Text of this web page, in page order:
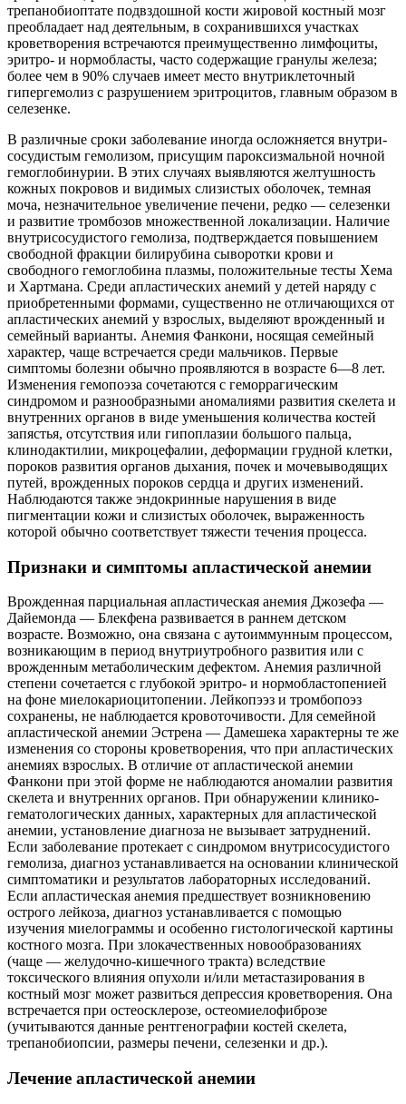
трепанобиоптате подвздошной кости жировой костный мозг
преобладает над деятельным, в сохранившихся участках
кроветворения встречаются преимущественно лимфоциты,
эритро- и нормобласты, часто содержащие гранулы железа;
более чем в 90% случаев имеет место внутриклеточный
гипергемолиз с разрушением эритроцитов, главным образом в
селезенке.
В различные сроки заболевание иногда осложняется внутри-
сосудистым гемолизом, присущим пароксизмальной ночной
гемоглобинурии. В этих случаях выявляются желтушность
кожных покровов и видимых слизистых оболочек, темная
моча, незначительное увеличение печени, редко — селезенки
и развитие тромбозов множественной локализации. Наличие
внутрисосудистого гемолиза, подтверждается повышением
свободной фракции билирубина сыворотки крови и
свободного гемоглобина плазмы, положительные тесты Хема
и Хартмана. Среди апластических анемий у детей наряду с
приобретенными формами, существенно не отличающихся от
апластических анемий у взрослых, выделяют врожденный и
семейный варианты. Анемия Фанкони, носящая семейный
характер, чаще встречается среди мальчиков. Первые
симптомы болезни обычно проявляются в возрасте 6—8 лет.
Изменения гемопоэза сочетаются с геморрагическим
синдромом и разнообразными аномалиями развития скелета и
внутренних органов в виде уменьшения количества костей
запястья, отсутствия или гипоплазии большого пальца,
клинодактилии, микроцефалии, деформации грудной клетки,
пороков развития органов дыхания, почек и мочевыводящих
путей, врожденных пороков сердца и других изменений.
Наблюдаются также эндокринные нарушения в виде
пигментации кожи и слизистых оболочек, выраженность
которой обычно соответствует тяжести течения процесса.
Признаки и симптомы апластической анемии
Врожденная парциальная апластическая анемия Джозефа —
Дайемонда — Блекфена развивается в раннем детском
возрасте. Возможно, она связана с аутоиммунным процессом,
возникающим в период внутриутробного развития или с
врожденным метаболическим дефектом. Анемия различной
степени сочетается с глубокой эритро- и нормобластопенией
на фоне миелокариоцитопении. Лейкопээз и тромбопоэз
сохранены, не наблюдается кровоточивости. Для семейной
апластической анемии Эстрена — Дамешека характерны те же
изменения со стороны кроветворения, что при апластических
анемиях взрослых. В отличие от апластической анемии
Фанкони при этой форме не наблюдаются аномалии развития
скелета и внутренних органов. При обнаружении клинико-
гематологических данных, характерных для апластической
анемии, установление диагноза не вызывает затруднений.
Если заболевание протекает с синдромом внутрисосудистого
гемолиза, диагноз устанавливается на основании клинической
симптоматики и результатов лабораторных исследований.
Если апластическая анемия предшествует возникновению
острого лейкоза, диагноз устанавливается с помощью
изучения миелограммы и особенно гистологической картины
костного мозга. При злокачественных новообразованиях
(чаще — желудочно-кишечного тракта) вследствие
токсического влияния опухоли и/или метастазирования в
костный мозг может развиться депрессия кроветворения. Она
встречается при остеосклерозе, остеомиелофиброзе
(учитываются данные рентгенографии костей скелета,
трепанобиопсии, размеры печени, селезенки и др.).
Лечение апластической анемии